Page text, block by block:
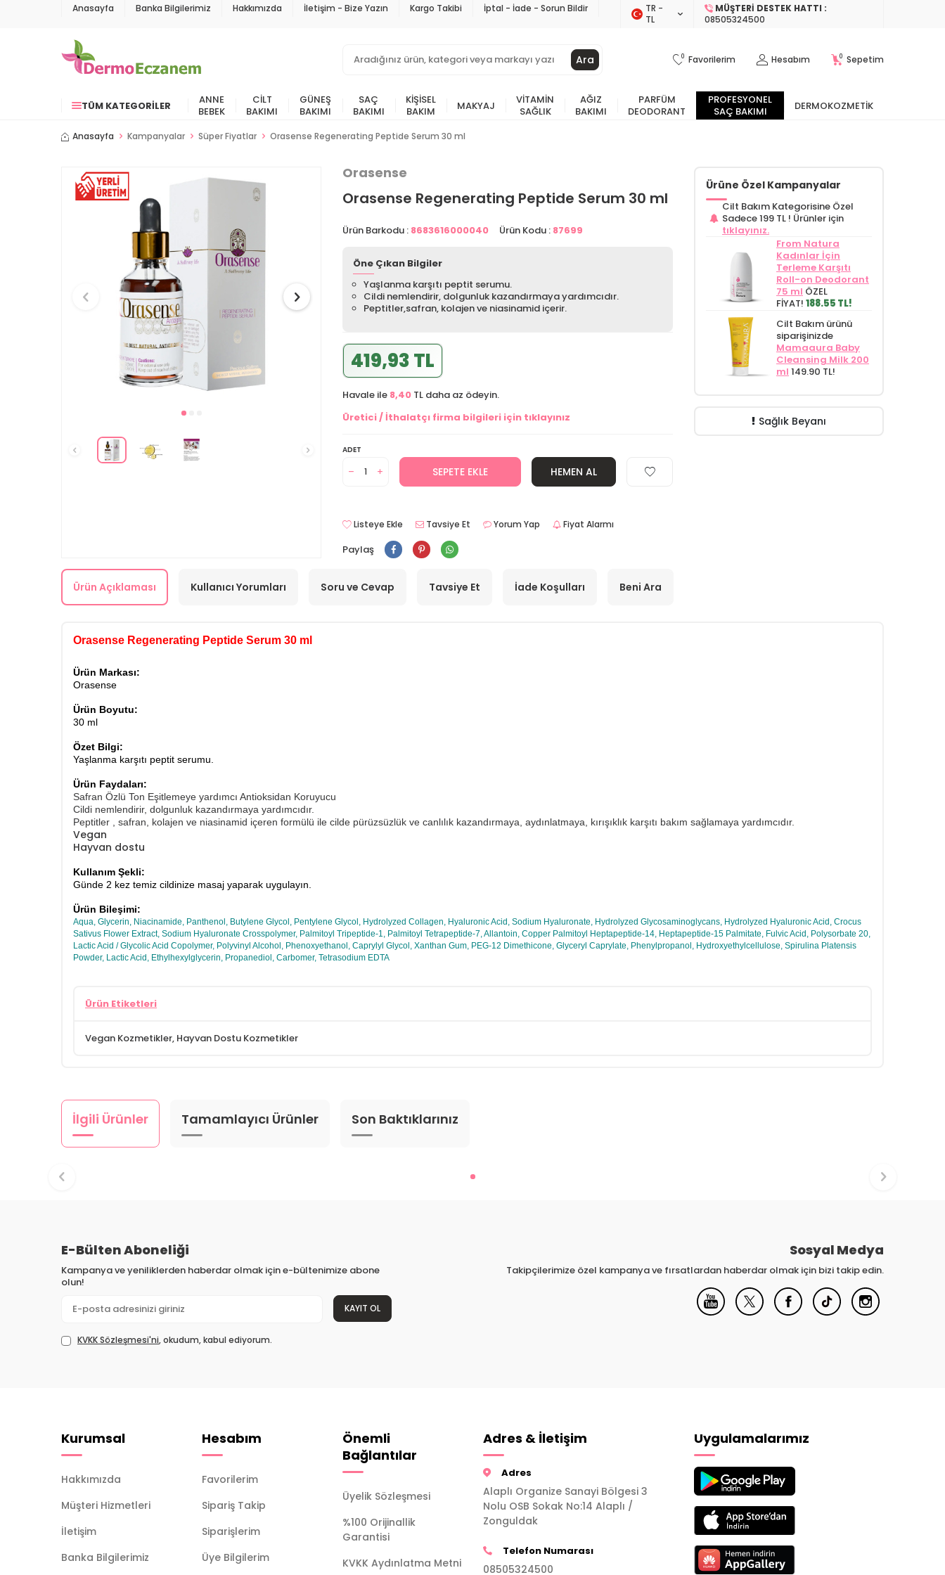
Anasayfa Banka Bilgilerimiz Hakkımızda İletişim - Bize Yazın Kargo Takibi İptal - İade - Sorun Bildir
TR −
TL
MÜŞTERI DESTEK HATTI :
08505324500
Ara 0 Favorilerim Hesabım 0 Sepetim
TÜM KATEGORILER
ANNE
BEBEK
CILT
BAKIMI
GÜNEŞ
BAKIMI
SAÇ
BAKIMI
KIŞISEL
BAKIM
MAKYAJ
VITAMIN
SAĞLIK
AĞIZ
BAKIMI
PARFÜM
DEODORANT
PROFESYONEL
SAÇ BAKIMI
DERMOKOZMETIK
Anasayfa Kampanyalar Süper Fiyatlar Orasense Regenerating Peptide Serum 30 ml
Orasense
Orasense Regenerating Peptide Serum 30 ml
Ürün Barkodu : 8683616000040 Ürün Kodu : 87699
Öne Çıkan Bilgiler
Yaşlanma karşıtı peptit serumu.
Cildi nemlendirir, dolgunluk kazandırmaya yardımcıdır.
Peptitler,safran, kolajen ve niasinamid içerir.
419,93 TL
Havale ile 8,40 TL daha az ödeyin.
Üretici / İthalatçı firma bilgileri için tıklayınız
ADET
SEPETE EKLE HEMEN AL
Listeye Ekle Tavsiye Et Yorum Yap Fiyat Alarmı
Paylaş
Ürüne Özel Kampanyalar
Cilt Bakım Kategorisine Özel
Sadece 199 TL ! Ürünler için
tıklayınız.
From Natura
Kadınlar İçin
Terleme Karşıtı
Roll-on Deodorant
75 ml ÖZEL
FİYAT! 188.55 TL!
Cilt Bakım ürünü
siparişinizde
Mamaaura Baby
Cleansing Milk 200
ml 149.90 TL!
Sağlık Beyanı
Ürün Açıklaması Kullanıcı Yorumları Soru ve Cevap Tavsiye Et İade Koşulları Beni Ara
Orasense Regenerating Peptide Serum 30 ml
Ürün Markası:
Orasense
Ürün Boyutu:
30 ml
Özet Bilgi:
Yaşlanma karşıtı peptit serumu.
Ürün Faydaları:
Safran Özlü Ton Eşitlemeye yardımcı Antioksidan Koruyucu
Cildi nemlendirir, dolgunluk kazandırmaya yardımcıdır.
Peptitler , safran, kolajen ve niasinamid içeren formülü ile cilde pürüzsüzlük ve canlılık kazandırmaya, aydınlatmaya, kırışıklık karşıtı bakım sağlamaya yardımcıdır.
Vegan
Hayvan dostu
Kullanım Şekli:
Günde 2 kez temiz cildinize masaj yaparak uygulayın.
Ürün Bileşimi:
Aqua, Glycerin, Niacinamide, Panthenol, Butylene Glycol, Pentylene Glycol, Hydrolyzed Collagen, Hyaluronic Acid, Sodium Hyaluronate, Hydrolyzed Glycosaminoglycans, Hydrolyzed Hyaluronic Acid, Crocus
Sativus Flower Extract, Sodium Hyaluronate Crosspolymer, Palmitoyl Tripeptide-1, Palmitoyl Tetrapeptide-7, Allantoin, Copper Palmitoyl Heptapeptide-14, Heptapeptide-15 Palmitate, Fulvic Acid, Polysorbate 20,
Lactic Acid / Glycolic Acid Copolymer, Polyvinyl Alcohol, Phenoxyethanol, Caprylyl Glycol, Xanthan Gum, PEG-12 Dimethicone, Glyceryl Caprylate, Phenylpropanol, Hydroxyethylcellulose, Spirulina Platensis
Powder, Lactic Acid, Ethylhexylglycerin, Propanediol, Carbomer, Tetrasodium EDTA
Ürün Etiketleri
Vegan Kozmetikler, Hayvan Dostu Kozmetikler
İlgili Ürünler Tamamlayıcı Ürünler Son Baktıklarınız
E-Bülten Aboneliği
Kampanya ve yeniliklerden haberdar olmak için e-bültenimize abone
olun!
KAYIT OL
KVKK Sözleşmesi'ni, okudum, kabul ediyorum.
Sosyal Medya
Takipçilerimize özel kampanya ve fırsatlardan haberdar olmak için bizi takip edin.
Kurumsal
Hakkımızda
Müşteri Hizmetleri
İletişim
Banka Bilgilerimiz
Hesabım
Favorilerim
Sipariş Takip
Siparişlerim
Üye Bilgilerim
Önemli
Bağlantılar
Üyelik Sözleşmesi
%100 Orijinallik
Garantisi
KVKK Aydınlatma Metni
Adres & İletişim
Adres
Alaplı Organize Sanayi Bölgesi 3
Nolu OSB Sokak No:14 Alaplı /
Zonguldak
Telefon Numarası
08505324500
Uygulamalarımız